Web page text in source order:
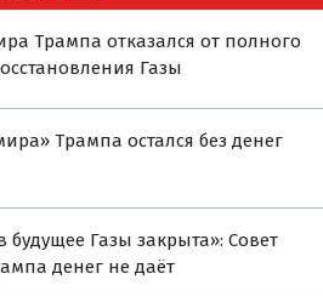
Трампа отказался от полного
Газы
Трампа остался без денег
будущее Газы закрыта»: Совет
денег не даёт